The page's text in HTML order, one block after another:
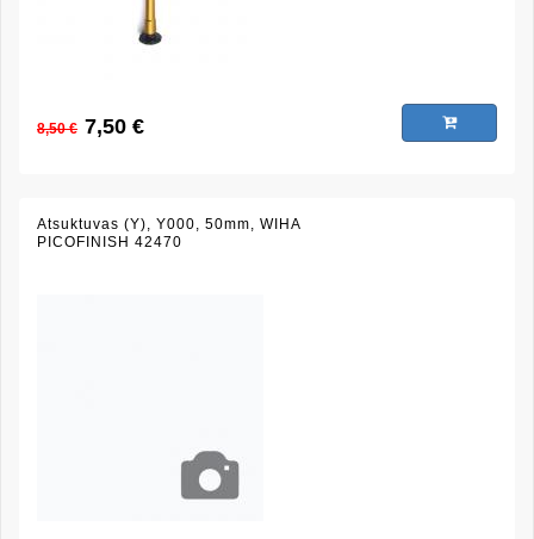
8,50 € 7,50 €
Atsuktuvas (Y), Y000, 50mm, WIHA
PICOFINISH 42470